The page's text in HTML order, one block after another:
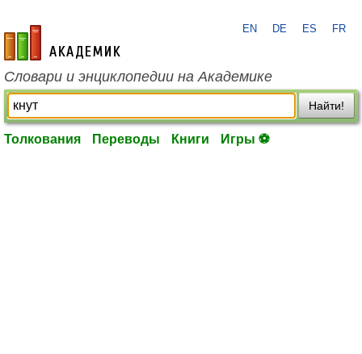
academic.ru
EN DE ES FR
Словари и энциклопедии на Академике
Найти!
Толкования Переводы Книги Игры ⚽